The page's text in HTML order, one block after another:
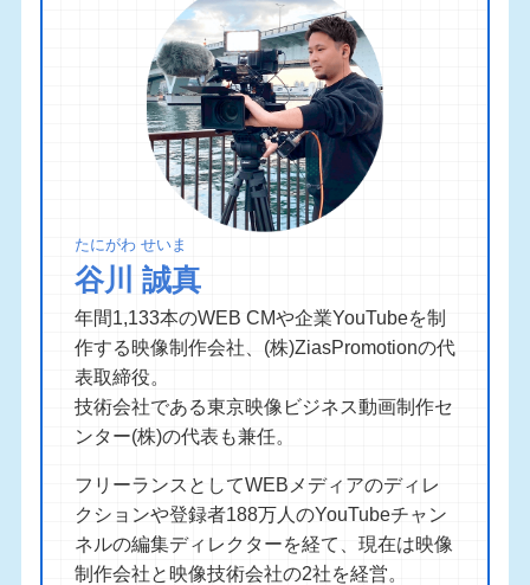
たにがわ せいま
谷川 誠真
年間1,133本のWEB CMや企業YouTubeを制
作する映像制作会社、(株)ZiasPromotionの代
表取締役。
技術会社である東京映像ビジネス動画制作セ
ンター(株)の代表も兼任。
フリーランスとしてWEBメディアのディレ
クションや登録者188万人のYouTubeチャン
ネルの編集ディレクターを経て、現在は映像
制作会社と映像技術会社の2社を経営。